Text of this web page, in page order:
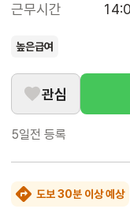
근무시간
높은급여
관심
5일전 등록
도보 30분 이상 예상